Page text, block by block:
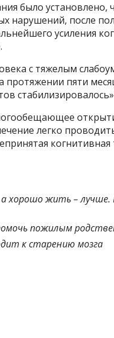
было установлено,
нарушений, после
усиления
с тяжелым
протяжении пяти
легко
когнитивная
хорошо жить – лучше.
пожилым
к старению мозга